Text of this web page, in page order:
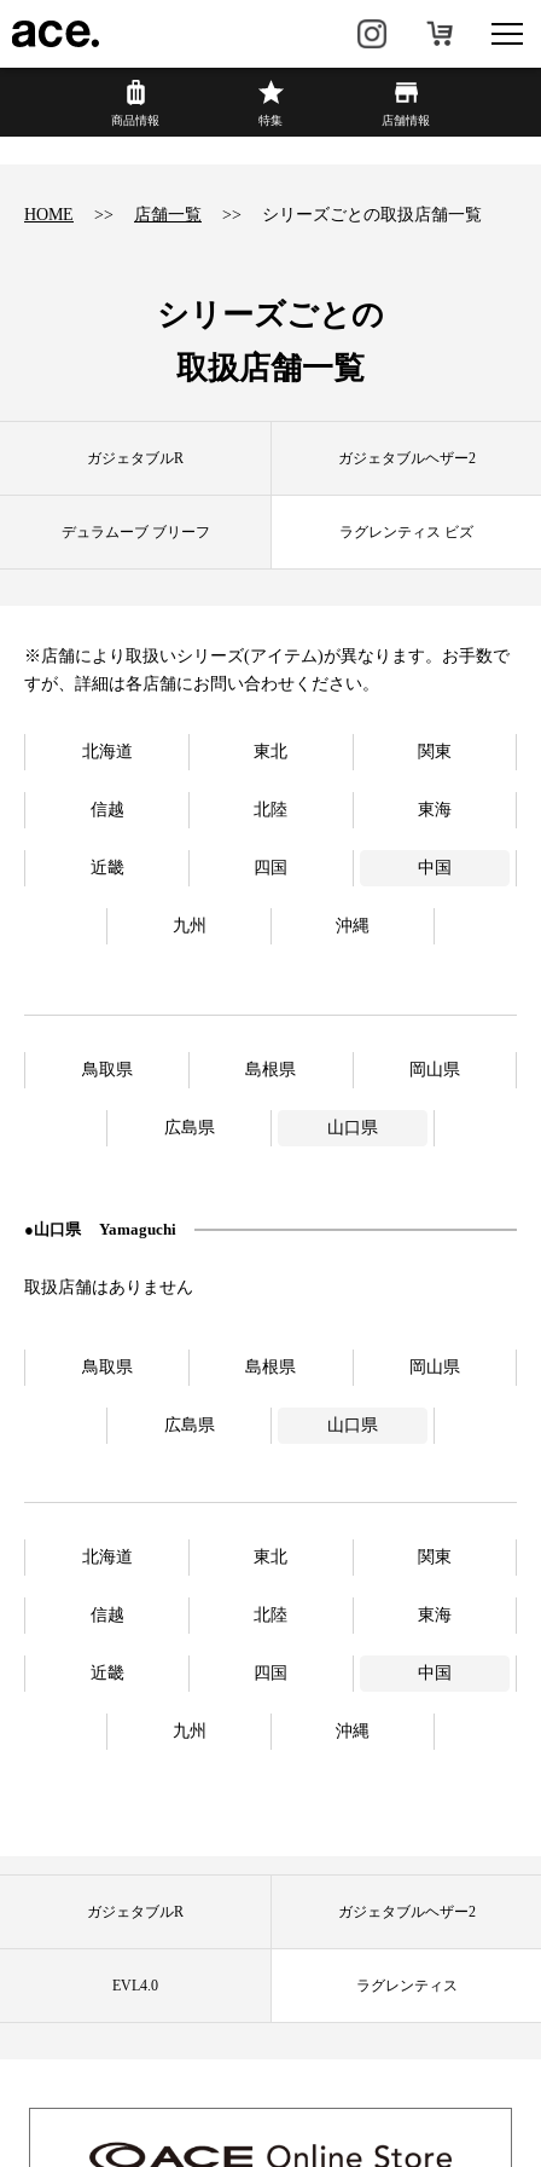
商品情報
カジュアル HAyU×ace.
店舗情報 新着情報
商品情報 特集 店舗情報
HOME 店舗一覧 シリーズごとの取扱店舗一覧
シリーズごとの
取扱店舗一覧
ガジェタブルR ガジェタブルヘザー2
デュラムーブ ブリーフ ラグレンティス ビズ
※店舗により取扱いシリーズ(アイテム)が異なります。お手数で
すが、詳細は各店舗にお問い合わせください。
北海道 東北 関東
信越 北陸 東海
近畿 四国 中国
九州 沖縄
鳥取県 島根県 岡山県
広島県 山口県
山口県 Yamaguchi
鳥取県 島根県 岡山県
広島県 山口県
北海道 東北 関東
信越 北陸 東海
近畿 四国 中国
九州 沖縄
ガジェタブルR ガジェタブルヘザー2
EVL4.0 ラグレンティス